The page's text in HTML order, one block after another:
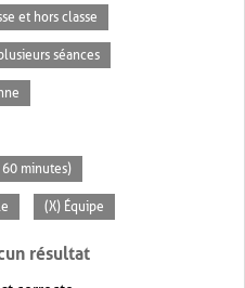
et hors classe
séances
minutes)
(X) Équipe
résultat